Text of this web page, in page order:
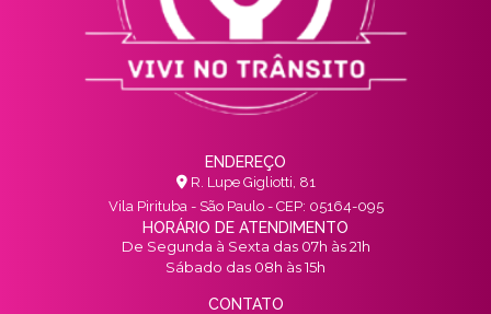
ENDEREÇO
R. Lupe Gigliotti, 81
Vila Pirituba - São Paulo - CEP: 05164-095
HORÁRIO DE ATENDIMENTO
De Segunda à Sexta das 07h às 21h
Sábado das 08h às 15h
CONTATO